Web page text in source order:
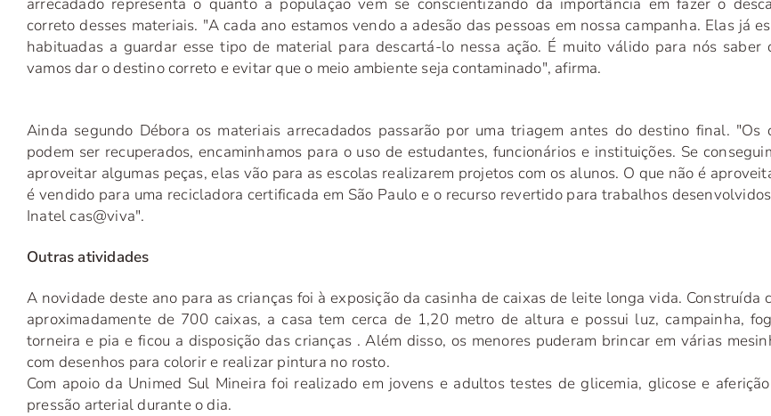
correto desses materiais. "A cada ano estamos vendo a adesão das pessoas em nossa campanha. Elas já
habituadas a guardar esse tipo de material para descartá-lo nessa ação. É muito válido para nós saber
vamos dar o destino correto e evitar que o meio ambiente seja contaminado", afirma.
Ainda segundo Débora os materiais arrecadados passarão por uma triagem antes do destino final. "Os
podem ser recuperados, encaminhamos para o uso de estudantes, funcionários e instituições. Se
aproveitar algumas peças, elas vão para as escolas realizarem projetos com os alunos. O que não é
é vendido para uma recicladora certificada em São Paulo e o recurso revertido para trabalhos
Inatel cas@viva".
Outras atividades
A novidade deste ano para as crianças foi à exposição da casinha de caixas de leite longa vida. Construída
aproximadamente de 700 caixas, a casa tem cerca de 1,20 metro de altura e possui luz, campainha,
torneira e pia e ficou a disposição das crianças . Além disso, os menores puderam brincar em várias
com desenhos para colorir e realizar pintura no rosto.
Com apoio da Unimed Sul Mineira foi realizado em jovens e adultos testes de glicemia, glicose e
pressão arterial durante o dia.